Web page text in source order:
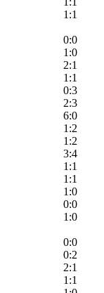
1:1
0:0
1:0
2:1
1:1
0:3
2:3
6:0
1:2
1:2
3:4
1:1
1:1
1:0
0:0
1:0
0:0
0:2
2:1
1:1